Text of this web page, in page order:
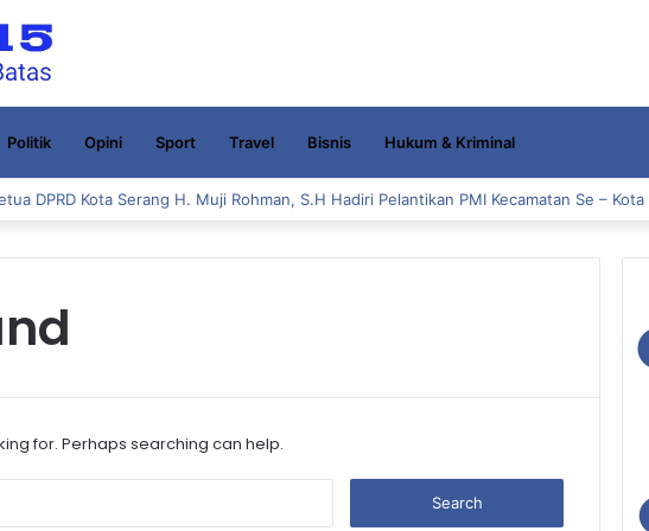
Politik Opini Sport Travel Bisnis Hukum & Kriminal
DPRD Kota Serang H. Muji Rohman, S.H Hadiri Pelantikan PMI Kecamatan Se – Kota
for. Perhaps searching can help.